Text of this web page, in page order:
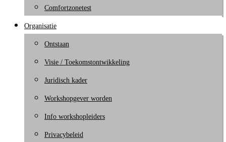
Comfortzonetest
Organisatie
Ontstaan
Visie / Toekomstontwikkeling
Juridisch kader
Workshopgever worden
Info workshopleiders
Privacybeleid